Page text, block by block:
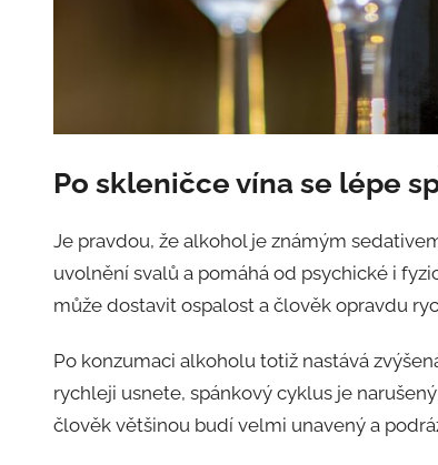
Po skleničce vína se lépe
Je pravdou, že alkohol je známým
uvolnění svalů a pomáhá od psychické i
může dostavit ospalost a člověk opravdu
Po konzumaci alkoholu totiž nastává
rychleji usnete, spánkový cyklus je
člověk většinou budí velmi unavený a